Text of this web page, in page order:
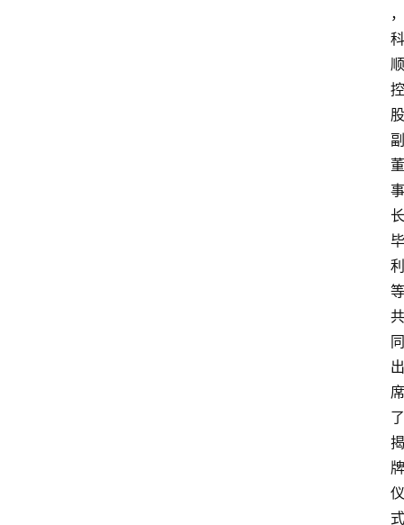
，
科
顺
控
股
副
董
事
长
毕
利
等
共
同
出
席
了
揭
牌
仪
式